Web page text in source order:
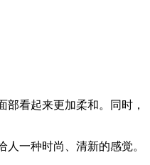
看起来更加柔和。同时，
一种时尚、清新的感觉。